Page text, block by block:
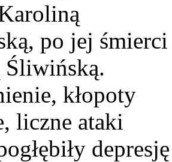
po jej śmierci
Śliwińską.
kłopoty
liczne ataki
depresję